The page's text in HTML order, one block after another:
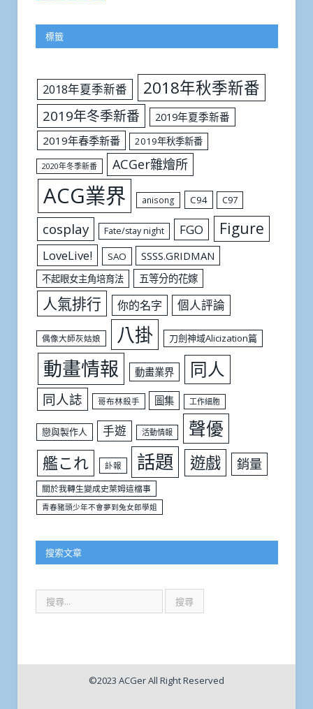
標籤
2018年夏季新番 2018年秋季新番
2019年冬季新番
2019年夏季新番
2019年春季新番
2019年秋季新番
2020年冬季新番 ACGer雜燴所
ACG業界 anisong C94 C97
cosplay Fate/stay night FGO Figure
LoveLive! SAO SSSS.GRIDMAN
不起眼女主角培育法 五等分的花嫁
人氣排行 你的名字 個人評論
偶像大師灰姑娘 八掛 刀劍神域Alicization篇
動畫情報 動畫業界 同人
同人誌 哥布林殺手 圖集 工作細胞
戀與製作人 手遊 活動情報 聲優
艦これ 訃報 話題 遊戲 銷量
關於我轉生變成史萊姆這檔事
青春豬頭少年不會夢到兔女郎學姐
搜索文章
©2023 ACGer All Right Reserved